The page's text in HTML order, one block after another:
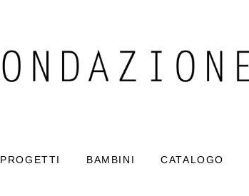
PROGETTI BAMBINI CATALOGO